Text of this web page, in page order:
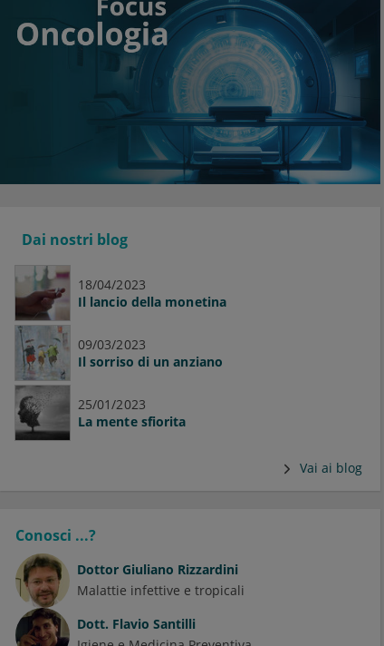
Dai nostri blog
18/04/2023
Il lancio della monetina
09/03/2023
Il sorriso di un anziano
25/01/2023
La mente sfiorita
Vai ai blog
Conosci ...?
Dottor Giuliano Rizzardini
Malattie infettive e tropicali
Dott. Flavio Santilli